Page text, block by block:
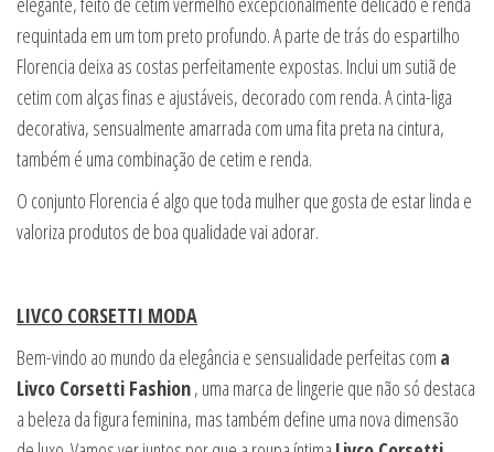
requintada em um tom preto profundo. A parte de trás do espartilho
Florencia deixa as costas perfeitamente expostas. Inclui um sutiã de
cetim com alças finas e ajustáveis, decorado com renda. A cinta-liga
decorativa, sensualmente amarrada com uma fita preta na cintura,
também é uma combinação de cetim e renda.
O conjunto Florencia é algo que toda mulher que gosta de estar linda e
valoriza produtos de boa qualidade vai adorar.
LIVCO CORSETTI MODA
Bem-vindo ao mundo da elegância e sensualidade perfeitas com a
Livco Corsetti Fashion, uma marca de lingerie que não só destaca
a beleza da figura feminina, mas também define uma nova dimensão